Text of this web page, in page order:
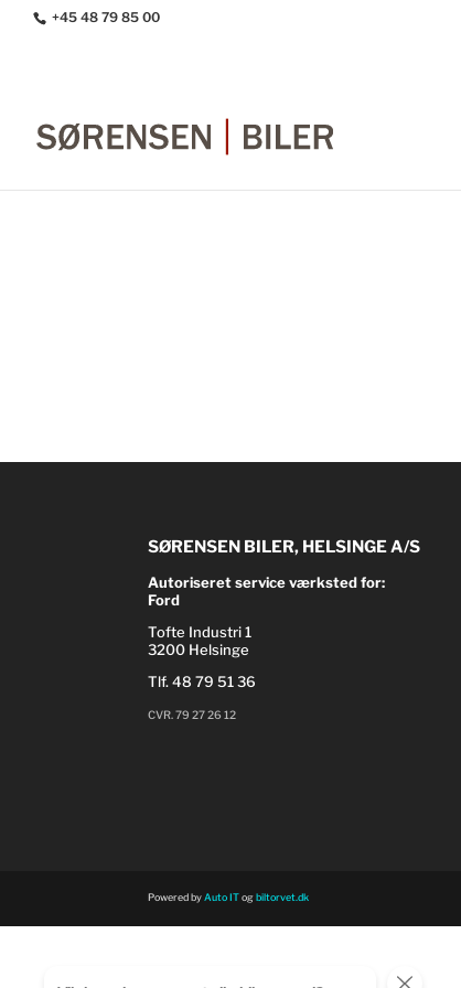
+45 48 79 85 00
SØRENSEN BILER, HELSINGE A/S
Autoriseret service værksted for:
Ford
Tofte Industri 1
3200 Helsinge
Tlf.48 79 51 36
CVR. 79 27 26 12
Powered byAuto ITogbiltorvet.dk